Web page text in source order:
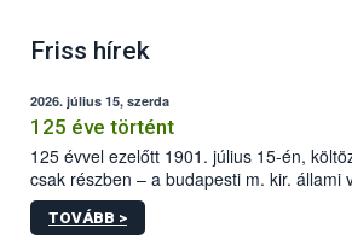
Friss hírek
2026. július 15, szerda
125 éve történt
125 évvel ezelőtt 1901. július 15-én,
csak részben – a budapesti m. kir. állami
állomás a Kis Rókus utca 15. szám alatti,
tervezett új épületébe.
TOVÁBB >